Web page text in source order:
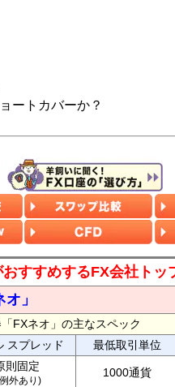
ートカバーか？
すすめするFX会社トッ
」
FXネオ」の主なスペック
スプレッド 最低取引単位
則固定
外あり)
1000通貨